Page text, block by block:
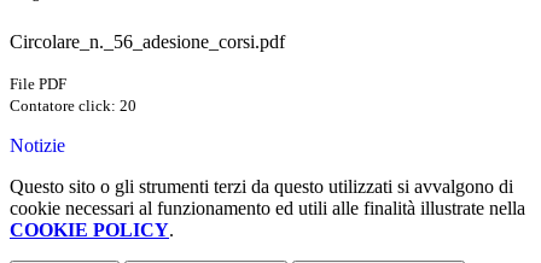
Circolare_n._56_adesione_corsi.pdf
File PDF
Contatore click: 20
Notizie
Questo sito o gli strumenti terzi da questo utilizzati si avvalgono di
cookie necessari al funzionamento ed utili alle finalità illustrate nella
COOKIE POLICY.